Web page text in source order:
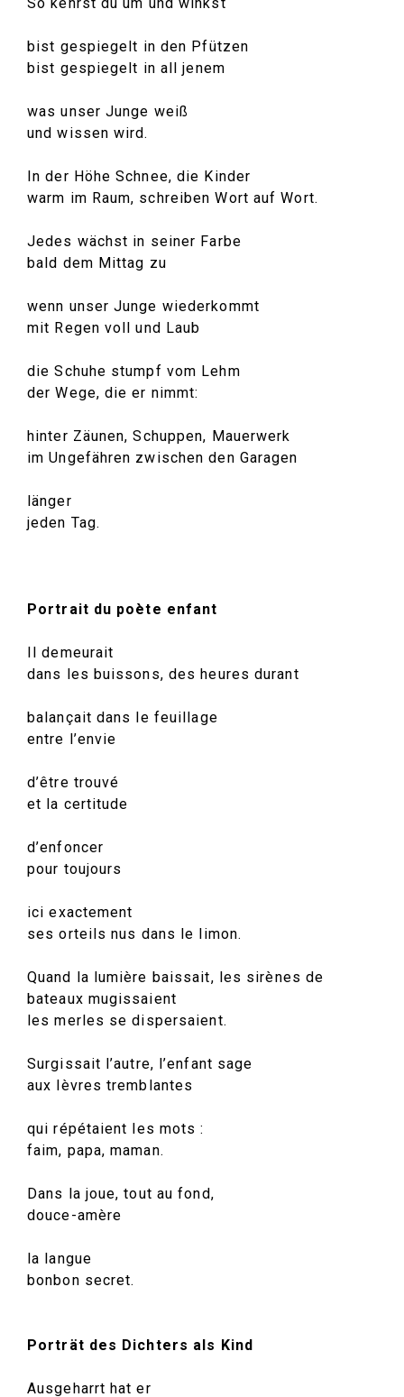
So kehrst du um und winkst
bist gespiegelt in den Pfützen
bist gespiegelt in all jenem
was unser Junge weiß
und wissen wird.
In der Höhe Schnee, die Kinder
warm im Raum, schreiben Wort auf Wort.
Jedes wächst in seiner Farbe
bald dem Mittag zu
wenn unser Junge wiederkommt
mit Regen voll und Laub
die Schuhe stumpf vom Lehm
der Wege, die er nimmt:
hinter Zäunen, Schuppen, Mauerwerk
im Ungefähren zwischen den Garagen
länger
jeden Tag.
Portrait du poète enfant
Il demeurait
dans les buissons, des heures durant
balançait dans le feuillage
entre l’envie
d’être trouvé
et la certitude
d’enfoncer
pour toujours
ici exactement
ses orteils nus dans le limon.
Quand la lumière baissait, les sirènes de
bateaux mugissaient
les merles se dispersaient.
Surgissait l’autre, l’enfant sage
aux lèvres tremblantes
qui répétaient les mots :
faim, papa, maman.
Dans la joue, tout au fond,
douce-amère
la langue
bonbon secret.
Porträt des Dichters als Kind
Ausgeharrt hat er